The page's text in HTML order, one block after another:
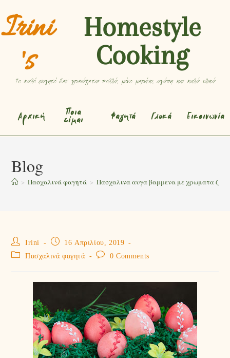
Irini
's
Homestyle
Cooking
Το καλό φαγητό δεν χρειάζεται πολλά, μόνο μεράκι, αγάπη και καλά υλικά
Αρχική
Ποια
είμαι
Φαγητά Γλυκά Εικοινωνία
Blog
> Πασχαλινά φαγητά > Πασχαλινα αυγα βαμμενα με χρωματα
Irini
16 Απριλίου, 2019
Πασχαλινά φαγητά
0 Comments